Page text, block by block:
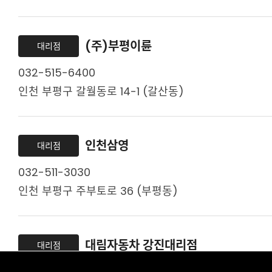
대리점 (주)부평이륜
032-515-6400
인천 부평구 갈월동로 14-1 (갈산동)
대리점 인천삼영
032-511-3030
인천 부평구 주부토로 36 (부평동)
대리점 대림자동차 강진대리점